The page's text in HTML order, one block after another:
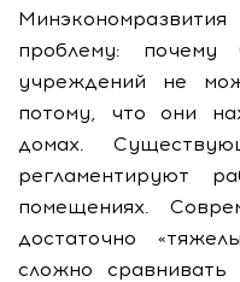
проблему: почему
учреждений не
потому, что они
домах.
регламентируют
помещениях.
достаточно
сложно